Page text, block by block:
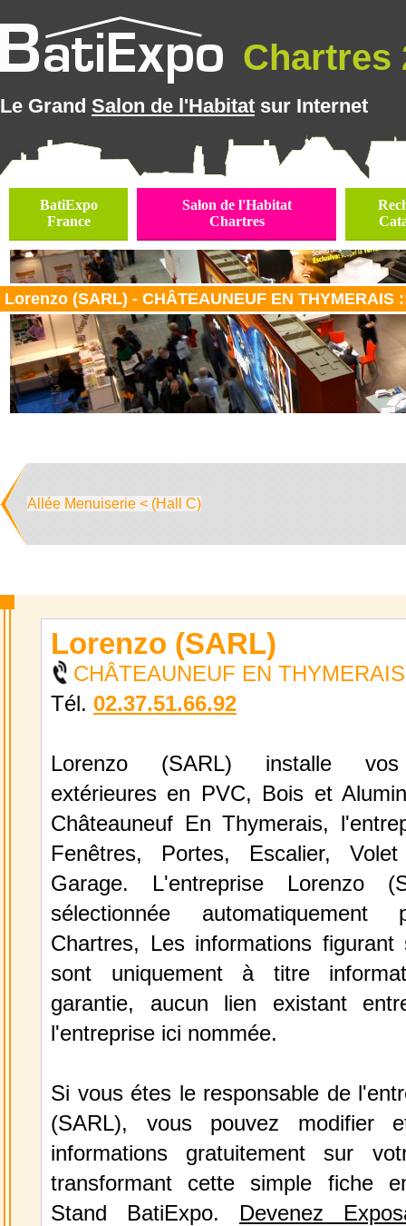
Chartres
Le Grand Salon de l'Habitat sur Internet
BatiExpo
France
Salon de l'Habitat
Chartres
Lorenzo (SARL) - CHÂTEAUNEUF EN THYMERAIS
Allée Menuiserie < (Hall C)
Lorenzo (SARL)
CHÂTEAUNEUF EN
Tél. 02.37.51.66.92
Lorenzo (SARL) installe vos
extérieures en PVC, Bois et
Châteauneuf En Thymerais,
Fenêtres, Portes, Escalier,
Garage. L'entreprise Lorenzo
sélectionnée automatiquement
Chartres, Les informations
sont uniquement à titre
garantie, aucun lien existant
l'entreprise ici nommée.
Si vous étes le responsable de
(SARL), vous pouvez modifier
informations gratuitement sur
transformant cette simple fiche
Stand BatiExpo. Devenez